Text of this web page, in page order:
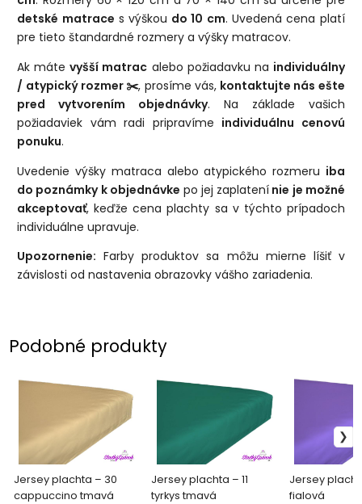
detské matrace s výškou do 10 cm. Uvedená cena platí
pre tieto štandardné rozmery a výšky matracov.
Ak mátevyšší matrac alebo požiadavku na individuálny
/ atypický rozmer ✂️, prosíme vás, kontaktujte nás ešte
pred vytvorením objednávky. Na základe vašich
požiadaviek vám radi pripravíme individuálnu cenovú
ponuku.
Uvedenie výšky matraca alebo atypického rozmeru iba
do poznámky k objednávke po jej zaplatení nie je možné
akceptovať, keďže cena plachty sa v týchto prípadoch
individuálne upravuje.
Upozornenie: Farby produktov sa môžu mierne líšiť v
závislosti od nastavenia obrazovky vášho zariadenia.
Podobné produkty
Jersey plachta – 30
cappuccino tmavá
Jersey plachta – 11
tyrkys tmavá
Jersey
fialová